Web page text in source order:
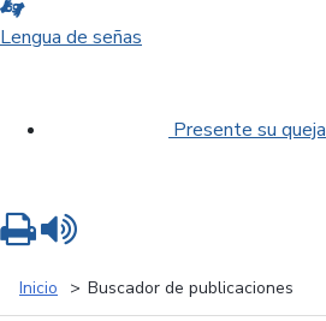
Lengua de señas
Presente su queja
Inicio Buscador de publicaciones
Imprimir